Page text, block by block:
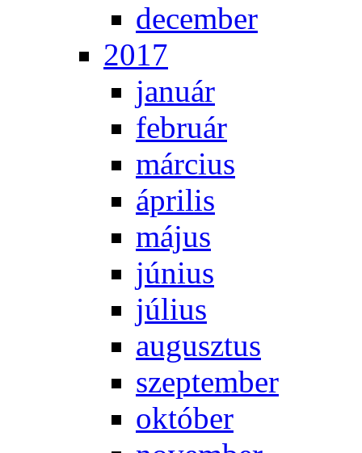
de­cem­ber
2017
ja­nu­ár
feb­ru­ár
már­ci­us
áp­ri­lis
má­jus
jú­ni­us
jú­li­us
au­gusz­tus
szep­tem­ber
ok­tó­ber